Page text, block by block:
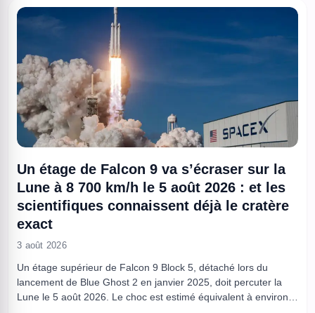
Un étage de Falcon 9 va s’écraser sur la
Lune à 8 700 km/h le 5 août 2026 : et les
scientifiques connaissent déjà le cratère
exact
3 août 2026
Un étage supérieur de Falcon 9 Block 5, détaché lors du
lancement de Blue Ghost 2 en janvier 2025, doit percuter la
Lune le 5 août 2026. Le choc est estimé équivalent à environ 3